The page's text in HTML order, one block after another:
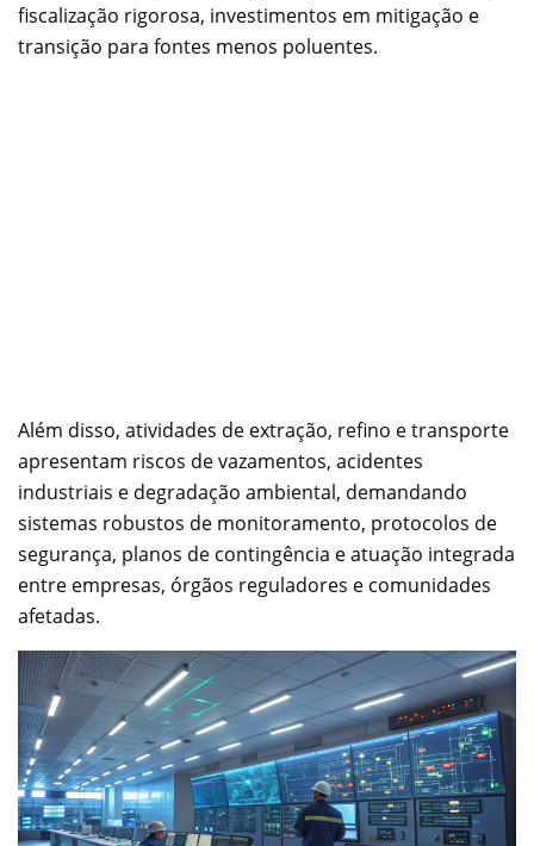
fiscalização rigorosa, investimentos em mitigação e
transição para fontes menos poluentes.
Além disso, atividades de extração, refino e transporte
apresentam riscos de vazamentos, acidentes
industriais e degradação ambiental, demandando
sistemas robustos de monitoramento, protocolos de
segurança, planos de contingência e atuação integrada
entre empresas, órgãos reguladores e comunidades
afetadas.